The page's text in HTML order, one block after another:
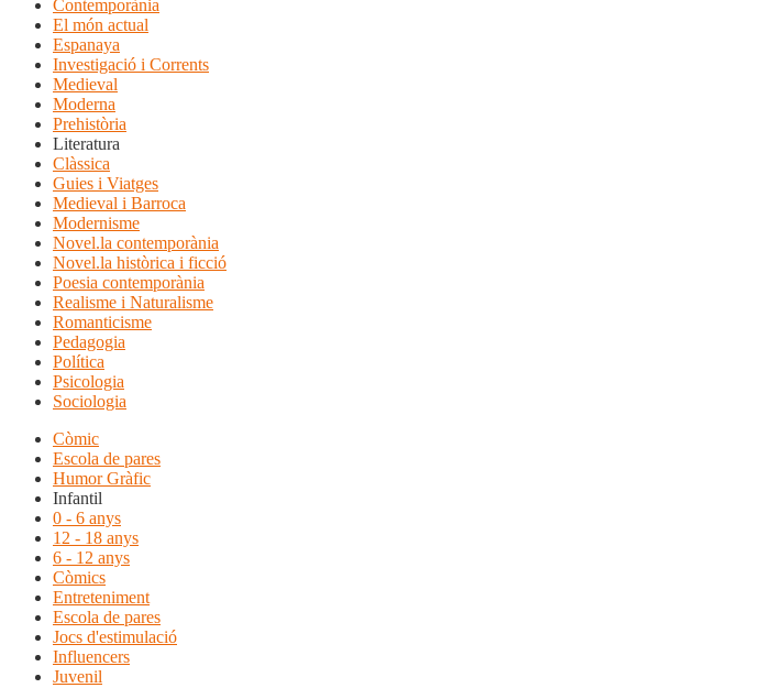
Contemporània
El món actual
Espanaya
Investigació i Corrents
Medieval
Moderna
Prehistòria
Literatura
Clàssica
Guies i Viatges
Medieval i Barroca
Modernisme
Novel.la contemporània
Novel.la històrica i ficció
Poesia contemporània
Realisme i Naturalisme
Romanticisme
Pedagogia
Política
Psicologia
Sociologia
Còmic
Escola de pares
Humor Gràfic
Infantil
0 - 6 anys
12 - 18 anys
6 - 12 anys
Còmics
Entreteniment
Escola de pares
Jocs d'estimulació
Influencers
Juvenil